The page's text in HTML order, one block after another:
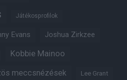
Játékosprofilok
Evans Joshua Zirkzee
Kobbie Mainoo
meccsnézések Lee Grant